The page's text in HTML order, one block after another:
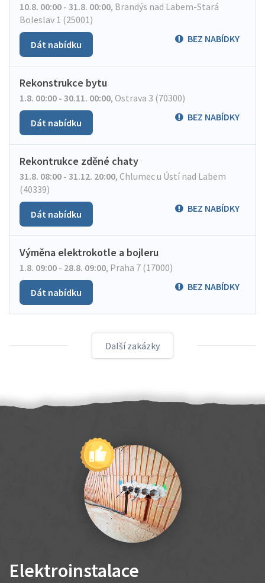
10.8. 00:00 - 31.8. 00:00, Brandýs nad Labem-Stará
Boleslav 1 (25001)
BEZ NABÍDKY
Dát nabídku
Rekonstrukce bytu
1.8. 00:00 - 30.11. 00:00, Ostrava 3 (70300)
BEZ NABÍDKY
Dát nabídku
Rekontrukce zděné chaty
31.8. 08:00 - 31.12. 20:00, Chlumec u Ústí nad Labem
(40339)
BEZ NABÍDKY
Dát nabídku
Výměna elektrokotle a bojleru
1.8. 09:00 - 28.8. 09:00, Praha 7 (17000)
BEZ NABÍDKY
Dát nabídku
Další zakázky
Elektroinstalace